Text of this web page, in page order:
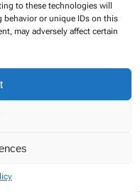
to these technologies will
behavior or unique IDs on this
may adversely affect certain